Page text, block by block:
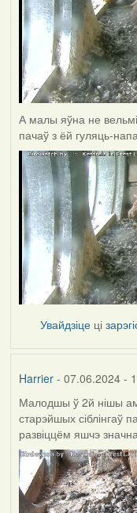
А малы яўна не вельмі
пачаў з ёй гуляць-
Увайдзіце ці
Harrier- 07.06.2024 -
Малодшы ў 2й нішы
старэйшых сіблінгаў
развіццём яшчэ